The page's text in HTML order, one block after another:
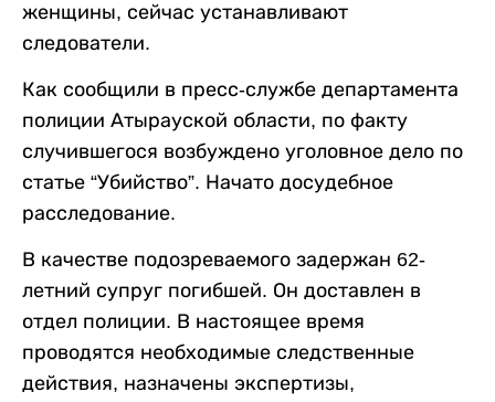
женщины, сейчас устанавливают
следователи.
Как сообщили в пресс-службе департамента
полиции Атырауской области, по факту
случившегося возбуждено уголовное дело по
статье “Убийство”. Начато досудебное
расследование.
В качестве подозреваемого задержан 62-
летний супруг погибшей. Он доставлен в
отдел полиции. В настоящее время
проводятся необходимые следственные
действия, назначены экспертизы,